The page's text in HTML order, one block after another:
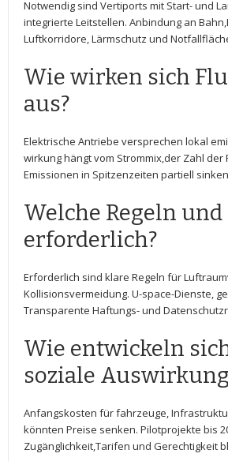
Notwendig sind ⁣Vertiports mit Start- und
integrierte Leitstellen. ⁤Anbindung an
Luftkorridore, Lärmschutz ‍und
Wie wirken sich
‍aus?
Elektrische Antriebe⁤ versprechen ⁤lokal
wirkung hängt​ vom Strommix,der Zahl
Emissionen ‍in Spitzenzeiten partiell
Welche Regeln
erforderlich?
Erforderlich sind klare​ Regeln für
Kollisionsvermeidung. U-space-Dienste,
Transparente Haftungs- und
Wie entwickeln
soziale⁢
Anfangskosten für fahrzeuge,
könnten‍ Preise senken. Pilotprojekte ⁣bis
Zugänglichkeit,Tarifen und Gerechtigkeit